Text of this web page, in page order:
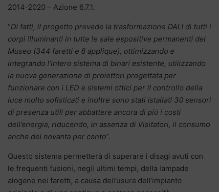
2014-2020 – Azione 6.7.1.
“Di fatti, il progetto prevede la trasformazione DALI di tutti i
corpi illuminanti in tutte le sale espositive permanenti del
Museo (344 faretti e 8 applique), ottimizzando e
integrando l’intero sistema di binari esistente, utilizzando
la nuova generazione di proiettori progettata per
funzionare con i LED e sistemi ottici per il controllo della
luce molto sofisticati e inoltre sono stati istallati 30 sensori
di presenza utili per abbattere ancora di più i costi
dell’energia, riducendo, in assenza di Visitatori, il consumo
anche del novanta per cento”.
Questo sistema permetterà di superare i disagi avuti con
le frequenti fusioni, negli ultimi tempi, della lampade
alogene nei faretti, a causa dell’usura dell’impianto